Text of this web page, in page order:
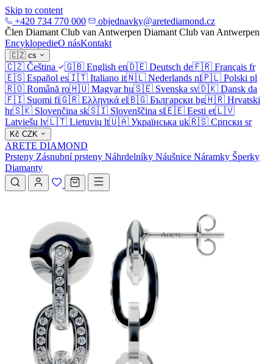
Skip to content
+420 734 770 000
objednavky@aretediamond.cz
Člen Diamant Club van Antwerpen Diamant Club van Antwerpen
EncyklopedieO násKontakt
🇨🇿 cs
🇨🇿 Čeština 🇬🇧 English en🇩🇪 Deutsch de🇫🇷 Français fr
🇪🇸 Español es🇮🇹 Italiano it🇳🇱 Nederlands nl🇵🇱 Polski pl
🇷🇴 Română ro🇭🇺 Magyar hu🇸🇪 Svenska sv🇩🇰 Dansk da
🇫🇮 Suomi fi🇬🇷 Ελληνικά el🇧🇬 Български bg🇭🇷 Hrvatski
hr🇸🇰 Slovenčina sk🇸🇮 Slovenščina sl🇪🇪 Eesti et🇱🇻
Latviešu lv🇱🇹 Lietuvių lt🇺🇦 Українська uk🇷🇸 Српски sr
Kč CZK
ARETE DIAMOND
Prsteny Zásnubní prsteny Náhrdelníky Náušnice Náramky Šperky
Diamanty